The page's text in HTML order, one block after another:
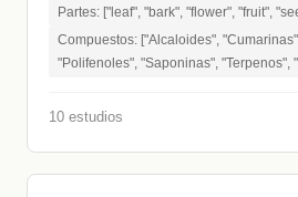
Partes: ["leaf", "bark", "flower", "fruit",
Compuestos: ["Alcaloides",
"Polifenoles", "Saponinas", "Terpenos",
10 estudios